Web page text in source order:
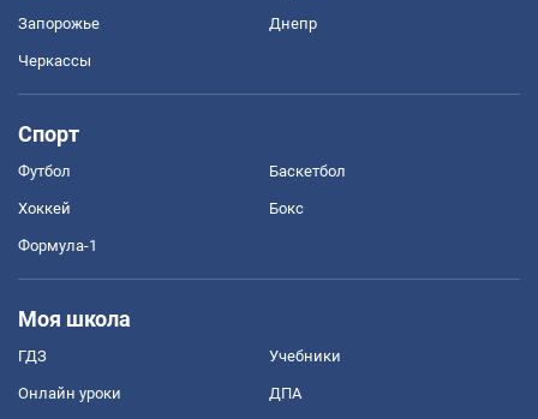
Запорожье Днепр
Черкассы
Спорт
Футбол Баскетбол
Хоккей Бокс
Формула-1
Моя школа
ГДЗ Учебники
Онлайн уроки ДПА